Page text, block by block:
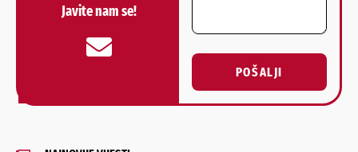
Javite nam se!
POŠALJI
Alternative: